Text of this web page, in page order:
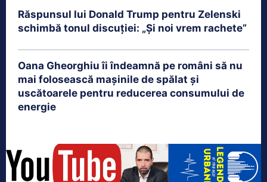
Răspunsul lui Donald Trump pentru Zelenski
schimbă tonul discuției: „Și noi vrem rachete”
Oana Gheorghiu îi îndeamnă pe români să nu
mai folosească mașinile de spălat și
uscătoarele pentru reducerea consumului de
energie